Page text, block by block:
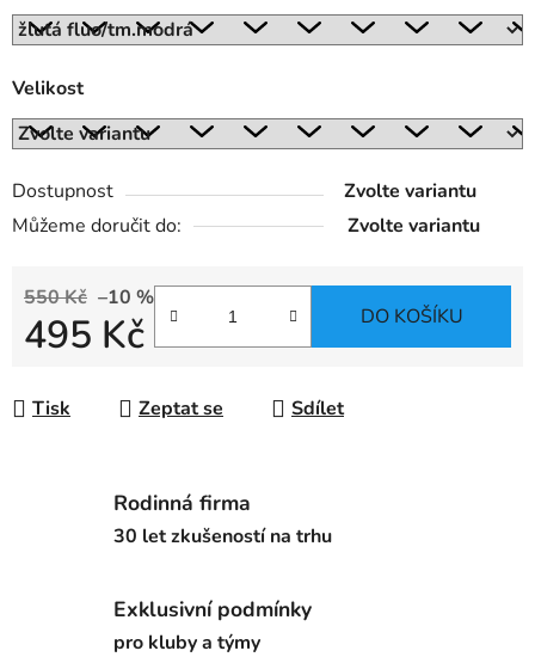
Velikost
Dostupnost
Zvolte variantu
Můžeme doručit do:
Zvolte variantu
550 Kč –10 %
495 Kč DO KOŠÍKU
Tisk Zeptat se Sdílet
Rodinná firma
30 let zkušeností na trhu
Exklusivní podmínky
pro kluby a týmy